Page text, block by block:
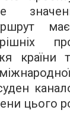
країни
цього